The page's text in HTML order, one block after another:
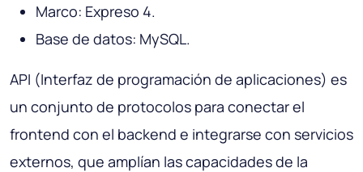
Marco: Expreso 4.
Base de datos: MySQL.
API (Interfaz de programación de aplicaciones) es
un conjunto de protocolos para conectar el
frontend con el backend e integrarse con servicios
externos, que amplían las capacidades de la